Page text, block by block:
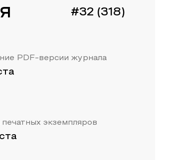
#32 (318)
PDF-версии журнала
печатных экземпляров